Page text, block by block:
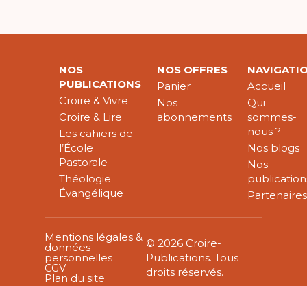
NOS
PUBLICATIONS
Croire & Vivre
Croire & Lire
Les cahiers de
l’École
Pastorale
Théologie
Évangélique
NOS OFFRES
Panier
Nos
abonnements
Accueil
Qui
sommes-
nous ?
Nos blogs
Nos
Partenaires
Mentions légales &
données
personnelles
CGV
Plan du site
© 2026 Croire-
Publications. Tous
droits réservés.